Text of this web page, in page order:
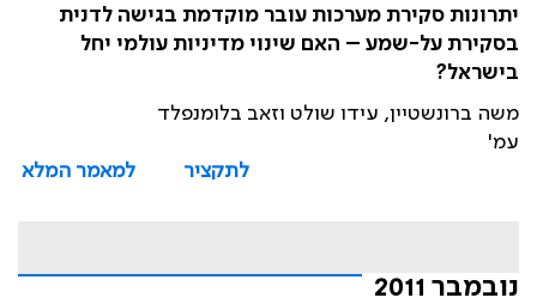
יתרונות סקירת מערכות עובר מוקדמת בגישה לדנית
בסקירת על-שמע – האם שינוי מדיניות עולמי יחל
בישראל?
משה ברונשטיין, עידו שולט וזאב בלומנפלד
עמ'
לתקציר
למאמר המלא
נובמבר 2011